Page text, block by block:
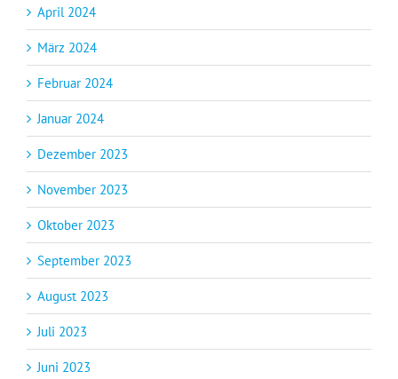
April 2024
März 2024
Februar 2024
Januar 2024
Dezember 2023
November 2023
Oktober 2023
September 2023
August 2023
Juli 2023
Juni 2023